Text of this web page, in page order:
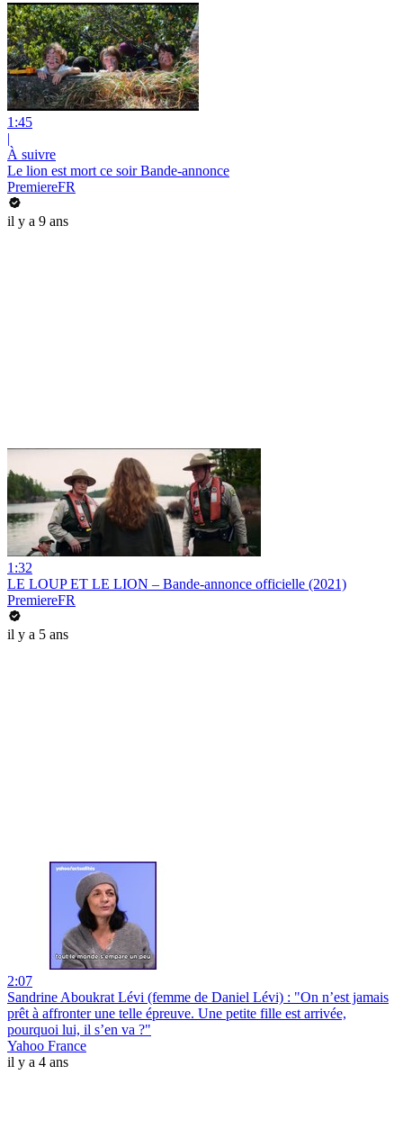
1:45
|
À suivre
Le lion est mort ce soir Bande-annonce
PremiereFR
il y a 9 ans
1:32
LE LOUP ET LE LION – Bande-annonce officielle (2021)
PremiereFR
il y a 5 ans
2:07
Sandrine Aboukrat Lévi (femme de Daniel Lévi) : "On n’est jamais
prêt à affronter une telle épreuve. Une petite fille est arrivée,
pourquoi lui, il s’en va ?"
Yahoo France
il y a 4 ans